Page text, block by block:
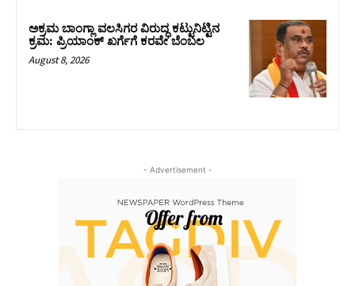
ಅಕ್ರಮ ಬಾಂಗ್ಲಾ ವಲಸಿಗರ ವಿರುದ್ಧ ಕಟ್ಟುನಿಟ್ಟಿನ
ಕ್ರಮ: ಪ್ರಿಯಾಂಕ್ ಖರ್ಗೆಗೆ ಕರವೇ ಬೆಂಬಲ
August 8, 2026
- Advertisement -